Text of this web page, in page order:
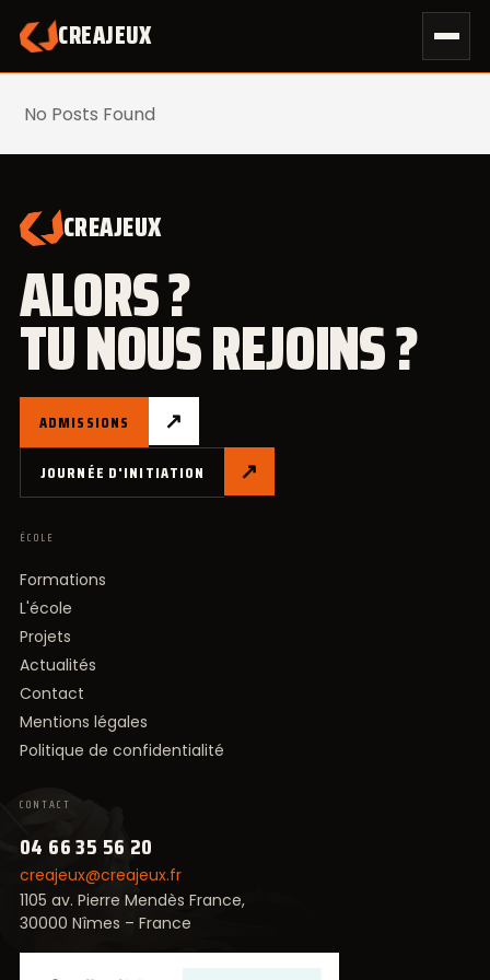
content
CREAJEUX
SPORT
No Posts Found
CREAJEUX
ALORS ?
TU NOUS REJOINS ?
ADMISSIONS ↗
JOURNÉE D'INITIATION ↗
ÉCOLE
Formations
L'école
Projets
Actualités
Contact
Mentions légales
Politique de confidentialité
CONTACT
04 66 35 56 20
creajeux@creajeux.fr
1105 av. Pierre Mendès France,
30000 Nîmes – France